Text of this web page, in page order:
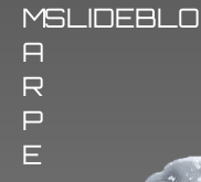
tradicionales
esto
M
A
R
P
E